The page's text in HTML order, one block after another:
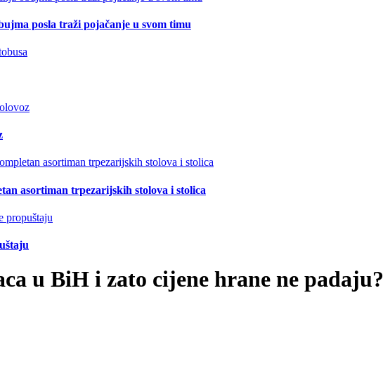
posla traži pojačanje u svom timu
asortiman trpezarijskih stolova i stolica
u BiH i zato cijene hrane ne padaju?